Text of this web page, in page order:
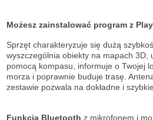
Możesz zainstalować program z
Sprzęt charakteryzuje się dużą
wyszczególnia obiekty na mapach 3D,
pomocą kompasu, informuje o Twojej
morza i poprawnie buduje trasę.
zestawie pozwala na dokładne i
Funkcja Bluetooth z mikrofonem i